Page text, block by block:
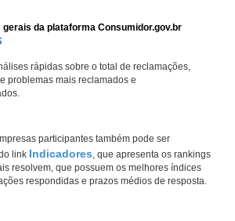
gerais da plataforma Consumidor.gov.br
rápidas sobre o total de reclamações,
problemas mais reclamados e
participantes também pode ser
link Indicadores, que apresenta os rankings
resolvem, que possuem os melhores índices
respondidas e prazos médios de resposta.